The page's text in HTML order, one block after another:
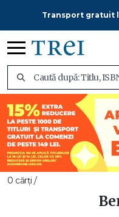
Transport gratuit
0 cărți /